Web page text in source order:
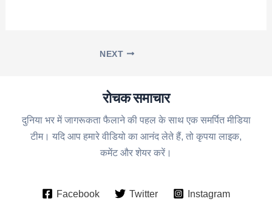
NEXT
रोचक समाचार
दुनिया भर में जागरूकता फैलाने की पहल के साथ एक समर्पित मीडिया
टीम। यदि आप हमारे वीडियो का आनंद लेते हैं, तो कृपया लाइक,
कमेंट और शेयर करें।
Facebook Twitter Instagram